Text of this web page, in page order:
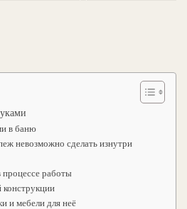
в баню
невозможно сделать изнутри
процессе работы
конструкции
и мебели для неё